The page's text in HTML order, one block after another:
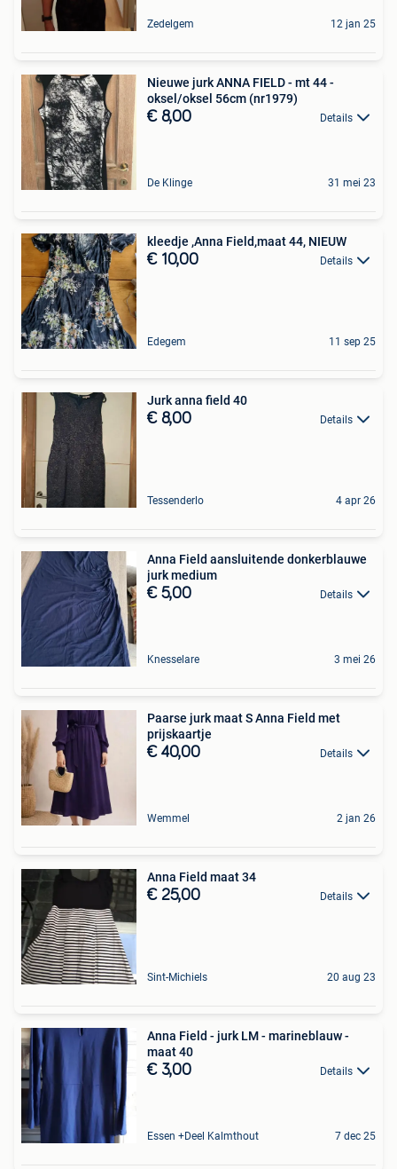
Zedelgem 12 jan 25
Nieuwe jurk ANNA FIELD - mt 44 -
oksel/oksel 56cm (nr1979)
€ 8,00 Details
De Klinge 31 mei 23
kleedje ,Anna Field,maat 44, NIEUW
€ 10,00 Details
Edegem 11 sep 25
Jurk anna field 40
€ 8,00 Details
Tessenderlo 4 apr 26
Anna Field aansluitende donkerblauwe
jurk medium
€ 5,00 Details
Knesselare 3 mei 26
Paarse jurk maat S Anna Field met
prijskaartje
€ 40,00 Details
Wemmel 2 jan 26
Anna Field maat 34
€ 25,00 Details
Sint-Michiels 20 aug 23
Anna Field - jurk LM - marineblauw -
maat 40
€ 3,00 Details
Essen +Deel Kalmthout 7 dec 25